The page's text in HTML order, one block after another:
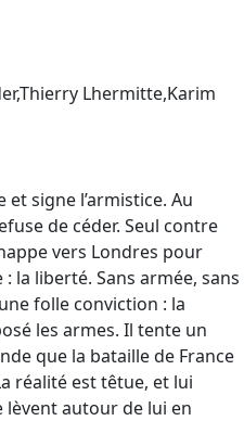
Lhermitte,Karim
et signe l’armistice. Au
de céder. Seul contre
vers Londres pour
la liberté. Sans armée, sans
folle conviction : la
les armes. Il tente un
que la bataille de France
réalité est têtue, et lui
lèvent autour de lui en